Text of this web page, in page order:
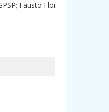
Fausto Flor